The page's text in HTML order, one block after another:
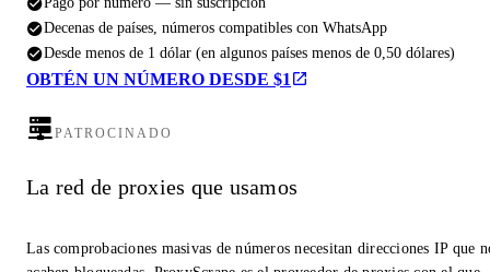
Decenas de países, números compatibles con WhatsApp
Desde menos de 1 dólar (en algunos países menos de 0,50 dólares)
OBTÉN UN NÚMERO DESDE $1
PATROCINADO
La red de proxies que usamos
Las comprobaciones masivas de números necesitan direcciones IP que